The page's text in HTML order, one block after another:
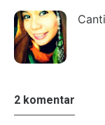
2 komentar